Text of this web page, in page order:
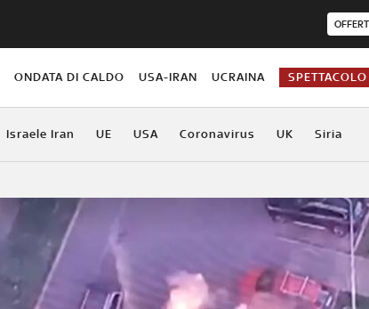
ONDATA DI CALDO USA-IRAN UCRAINA SPETTACOLO
Israele Iran UE USA Coronavirus UK Siria